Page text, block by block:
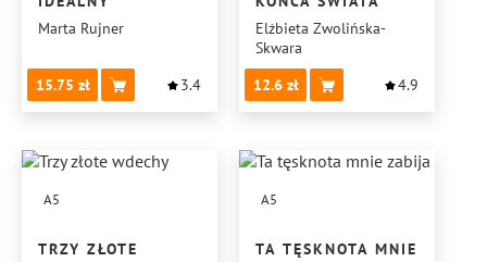
Marta Rujner
15.75 3.4
Elżbieta Zwolińska-
Skwara
12.6
4.9
A5
TRZY ZŁOTE
A5
TA TĘSKNOTA MNIE